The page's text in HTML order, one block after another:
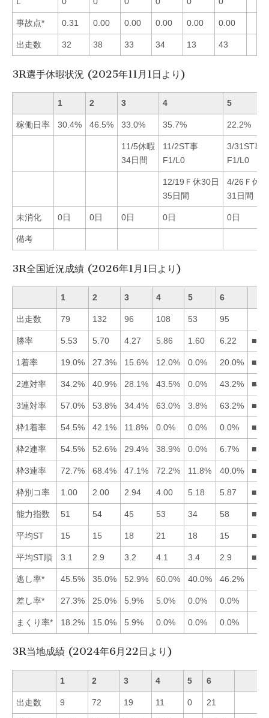
事故点* 0.31 0.00 0.00 0.00 0.00 0.00
出走数 32 38 33 34 13 43
3R選手休暇状況 (2025年11月1日より)
1 2 3 4 5
稼働日率 30.4% 46.5% 33.0% 35.7% 22.2%
11/5休暇
34日間
11/2ST事
F1/L0
3/31ST事
F1/L0
12/19Ｆ休30日
35日間
4/26Ｆ休
31日間
未消化 0日 0日 0日 0日 0日
備考
3R全国近況成績 (2026年1月1日より)
1 2 3 4 5 6
出走数 79 132 96 108 53 95
勝率 5.53 5.70 4.27 5.86 1.60 6.22
1着率 19.0% 27.3% 15.6% 12.0% 0.0% 20.0%
2連対率 34.2% 40.9% 28.1% 43.5% 0.0% 43.2%
3連対率 57.0% 53.8% 34.4% 63.0% 3.8% 63.2%
枠1着率 54.5% 42.1% 11.8% 0.0% 0.0% 0.0%
枠2連率 54.5% 52.6% 29.4% 38.9% 0.0% 6.7%
枠3連率 72.7% 68.4% 47.1% 72.2% 11.8% 40.0%
枠別コ率 1.00 2.00 2.94 4.00 5.18 5.87
能力指数 51 54 45 53 34 58
平均ST 15 15 18 21 18 15
平均ST順 3.1 2.9 3.2 4.1 3.4 2.9
逃し率* 45.5% 35.0% 52.9% 60.0% 40.0% 46.2%
差し率* 27.3% 25.0% 5.9% 5.0% 0.0% 0.0%
まくり率* 18.2% 15.0% 5.9% 0.0% 0.0% 0.0%
3R当地成績 (2024年6月22日より)
1 2 3 4 5 6
出走数 9 72 19 11 0 21